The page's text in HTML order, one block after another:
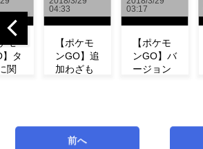
モ
タ
関
04:33
【ポケモ
ンGO】追
加わざも
紹介！
03:17
【ポケモ
ンGO】バ
ージョン
前へ